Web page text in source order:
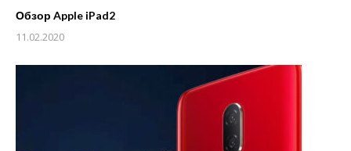
Обзор Apple iPad2
11.02.2020